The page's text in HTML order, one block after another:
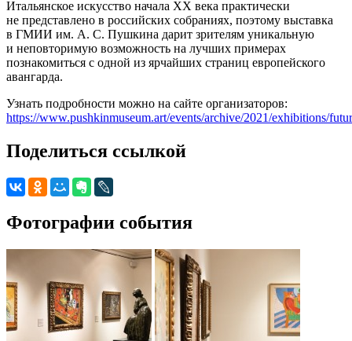
Итальянское искусство начала XX века практически
не представлено в российских собраниях, поэтому выставка
в ГМИИ им. А. С. Пушкина дарит зрителям уникальную
и неповторимую возможность на лучших примерах
познакомиться с одной из ярчайших страниц европейского
авангарда.
Узнать подробности можно на сайте организаторов:
https://www.pushkinmuseum.art/events/archive/2021/exhibitions/
Поделиться ссылкой
Фотографии события